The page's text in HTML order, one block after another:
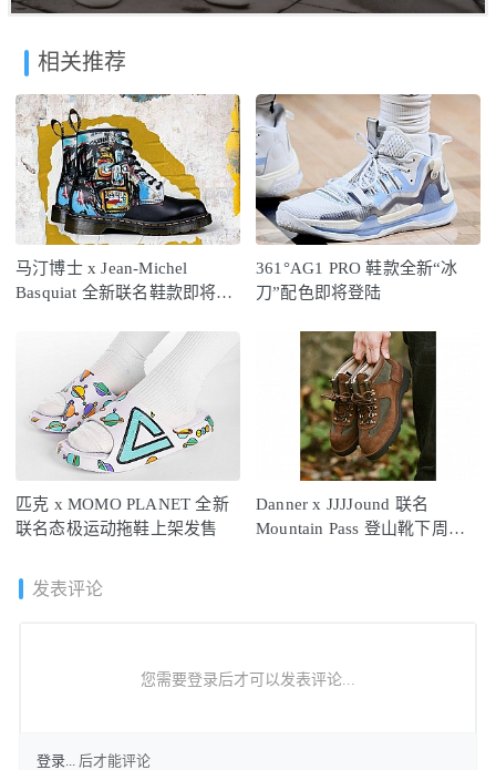
相关推荐
马汀博士 x Jean-Michel
Basquiat 全新联名鞋款即将登
361°AG1 PRO 鞋款全新“冰
刀”配色即将登陆
匹克 x MOMO PLANET 全新
联名态极运动拖鞋上架发售
Danner x JJJJound 联名
Mountain Pass 登山靴下周发
发表评论
您需要登录后才可以发表评论...
登录... 后才能评论